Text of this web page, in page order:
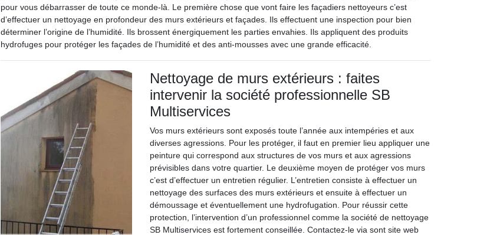
pour vous débarrasser de toute ce monde-là. Le première chose que vont faire les façadiers nettoyeurs c’est
d’effectuer un nettoyage en profondeur des murs extérieurs et façades. Ils effectuent une inspection pour bien
déterminer l’origine de l’humidité. Ils brossent énergiquement les parties envahies. Ils appliquent des produits
hydrofuges pour protéger les façades de l’humidité et des anti-mousses avec une grande efficacité.
Nettoyage de murs extérieurs : faites
intervenir la société professionnelle SB
Multiservices
Vos murs extérieurs sont exposés toute l’année aux intempéries et aux
diverses agressions. Pour les protéger, il faut en premier lieu appliquer une
peinture qui correspond aux structures de vos murs et aux agressions
prévisibles dans votre quartier. Le deuxième moyen de protéger vos murs
c’est d’effectuer un entretien régulier. L’entretien consiste à effectuer un
nettoyage des surfaces des murs extérieurs et ensuite à effectuer un
démoussage et éventuellement une hydrofugation. Pour réussir cette
protection, l’intervention d’un professionnel comme la société de nettoyage
SB Multiservices est fortement conseillée. Contactez-le via sont site web